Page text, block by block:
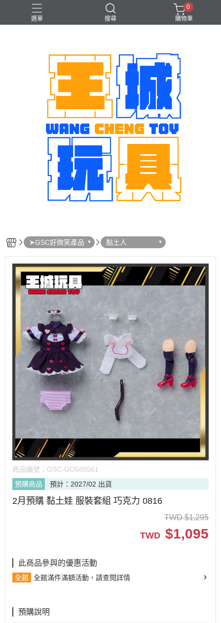
選單 搜尋
0
購物車
➤GSC好微笑產品 黏土人
商品編號： GSC-GO588561
預購商品
預計：2027/02 出貨
2月預購 黏土娃 服裝套組 巧克力 0816
TWD $1,295
TWD $1,095
此商品參與的優惠活動
全館 全館滿件滿額活動，請查閱詳情
預購說明